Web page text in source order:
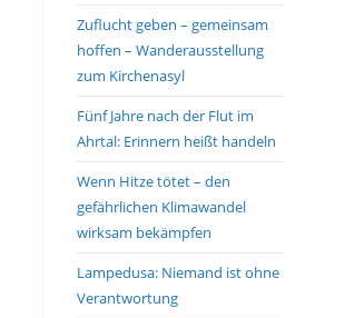
Zuflucht geben – gemeinsam
hoffen – Wanderausstellung
zum Kirchenasyl
Fünf Jahre nach der Flut im
Ahrtal: Erinnern heißt handeln
Wenn Hitze tötet – den
gefährlichen Klimawandel
wirksam bekämpfen
Lampedusa: Niemand ist ohne
Verantwortung